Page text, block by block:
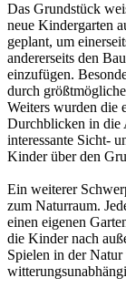
Das Grundstück
neue Kindergarten
geplant, um
andererseits den
einzufügen.
durch
Weiters wurden die
Durchblicken in die
interessante Sicht-
Kinder über den
Ein weiterer
zum Naturraum.
einen eigenen
die Kinder nach
Spielen in der